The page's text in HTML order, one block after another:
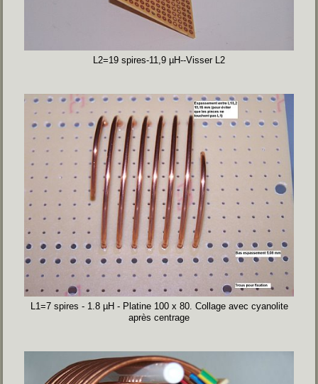
L2=19 spires-11,9 µH--Visser L2
L1=7 spires - 1.8 µH - Platine 100 x 80. Collage avec cyanolite
après centrage